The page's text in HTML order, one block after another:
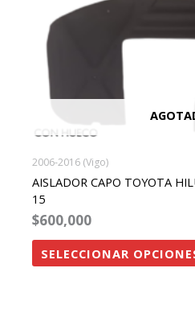
2006-2016 (Vigo)
AISLADOR CAPO TOYOTA
15
$600,000
SELECCIONAR